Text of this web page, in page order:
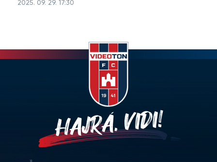
2025. 09. 29. 17:30
HAJRÁ, VIDI!